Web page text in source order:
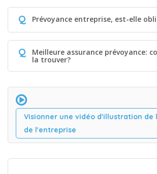
Q Prévoyance entreprise, est-elle
Q Meilleure assurance prévoyance:
la trouver?
Visionner une vidéo d'illustration de
de l'entreprise